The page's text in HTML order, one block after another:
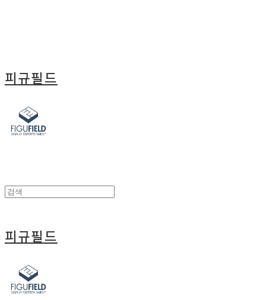
피규필드
피규필드